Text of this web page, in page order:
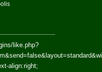
like.php?
align:right;